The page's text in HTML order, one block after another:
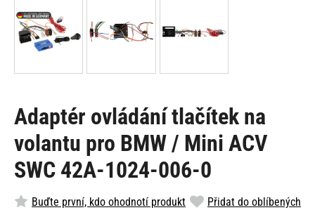
Adaptér ovládání tlačítek na
volantu pro BMW / Mini ACV
SWC 42A-1024-006-0
Buďte první, kdo ohodnotí produkt Přidat do oblíbených